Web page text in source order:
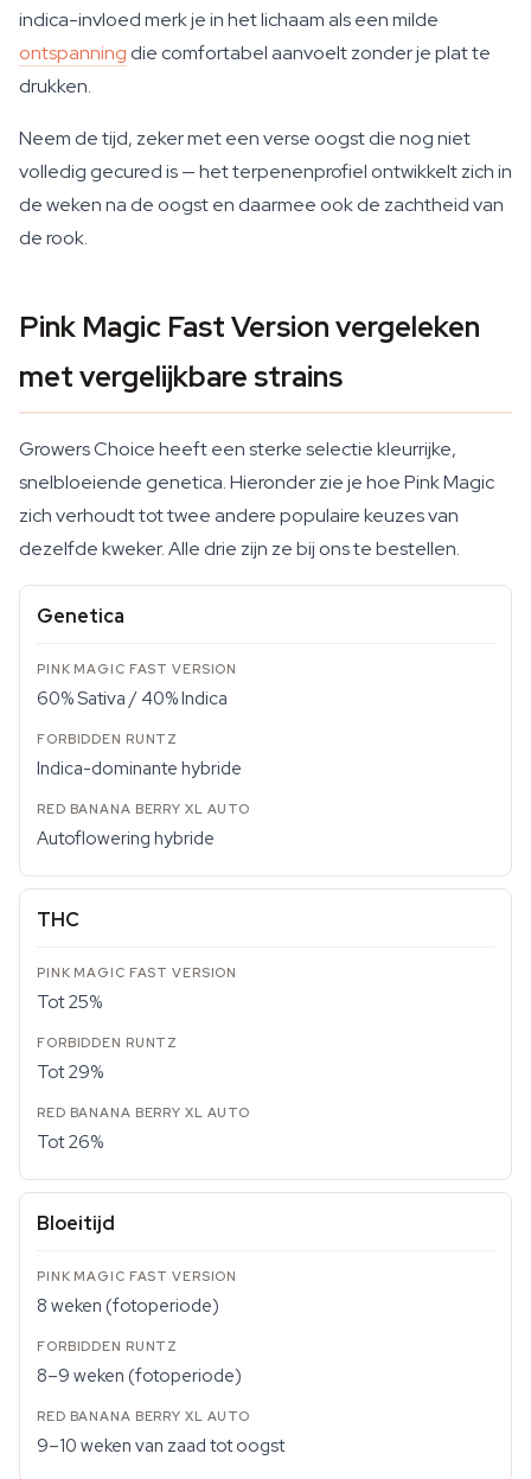
indica-invloed merk je in het lichaam als een milde
ontspanning die comfortabel aanvoelt zonder je plat te
drukken.
Neem de tijd, zeker met een verse oogst die nog niet
volledig gecured is — het terpenenprofiel ontwikkelt zich in
de weken na de oogst en daarmee ook de zachtheid van
de rook.
Pink Magic Fast Version vergeleken
met vergelijkbare strains
Growers Choice heeft een sterke selectie kleurrijke,
snelbloeiende genetica. Hieronder zie je hoe Pink Magic
zich verhoudt tot twee andere populaire keuzes van
dezelfde kweker. Alle drie zijn ze bij ons te bestellen.
Genetica
60% Sativa / 40% Indica
Indica-dominante hybride
Autoflowering hybride
THC
Tot 25%
Tot 29%
Tot 26%
Bloeitijd
8 weken (fotoperiode)
8–9 weken (fotoperiode)
9–10 weken van zaad tot oogst